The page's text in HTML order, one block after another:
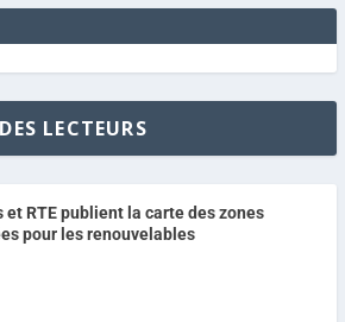
LECTEURS
et RTE publient la carte des zones
pour les renouvelables